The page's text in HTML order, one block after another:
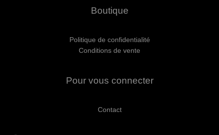
Boutique
Politique de confidentialité
Conditions de vente
Pour vous connecter
Contact